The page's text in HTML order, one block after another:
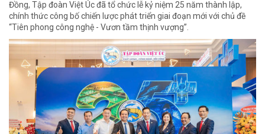
Đồng, Tập đoàn Việt Úc đã tổ chức lễ kỷ niệm 25 năm thành lập,
chính thức công bố chiến lược phát triển giai đoạn mới với chủ đề
“Tiên phong công nghệ - Vươn tầm thịnh vượng”.